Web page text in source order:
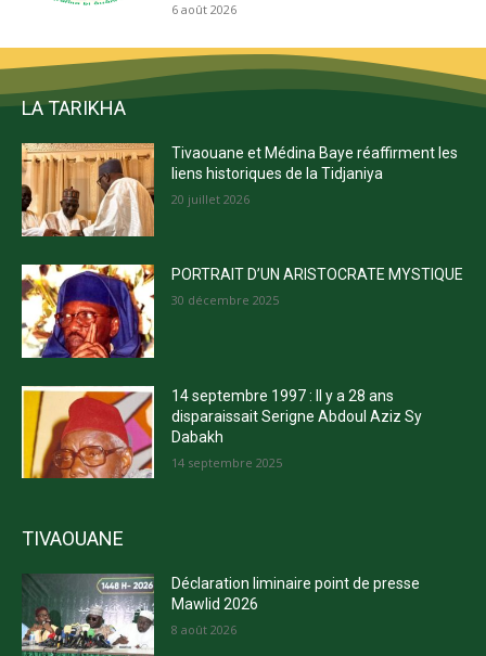
6 août 2026
LA TARIKHA
Tivaouane et Médina Baye réaffirment les
liens historiques de la Tidjaniya
20 juillet 2026
PORTRAIT D’UN ARISTOCRATE MYSTIQUE
30 décembre 2025
14 septembre 1997 : Il y a 28 ans
disparaissait Serigne Abdoul Aziz Sy
Dabakh
14 septembre 2025
TIVAOUANE
Déclaration liminaire point de presse
Mawlid 2026
8 août 2026